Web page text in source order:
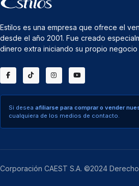
Estilos es una empresa que ofrece el
desde el año 2001. Fue creado
dinero extra iniciando su propio
Si desea afiliarse para comprar o vender
cualquiera de los medios de contacto.
Corporación CAEST S.A. ©2024